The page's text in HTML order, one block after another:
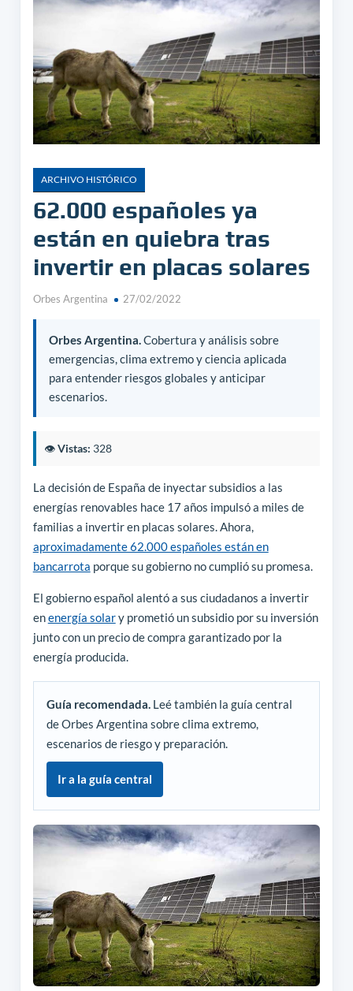
ARCHIVO HISTÓRICO
62.000 españoles ya
están en quiebra tras
invertir en placas solares
Orbes Argentina 27/02/2022
Orbes Argentina.Cobertura y análisis sobre
emergencias, clima extremo y ciencia aplicada
para entender riesgos globales y anticipar
escenarios.
👁️Vistas: 328
La decisión de España de inyectar subsidios a las
energías renovables hace 17 años impulsó a miles de
familias a invertir en placas solares. Ahora,
aproximadamente 62.000 españoles están en
bancarrota porque su gobierno no cumplió su promesa.
El gobierno español alentó a sus ciudadanos a invertir
enenergía solary prometió un subsidio por su inversión
junto con un precio de compra garantizado por la
energía producida.
Guía recomendada.Leé también la guía central
de Orbes Argentina sobre clima extremo,
escenarios de riesgo y preparación.
Ir a la guía central